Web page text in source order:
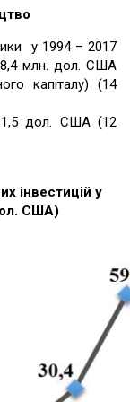
у 1994 – 2017
млн. дол. США
капіталу) (14
дол. США (12
інвестицій у
США)